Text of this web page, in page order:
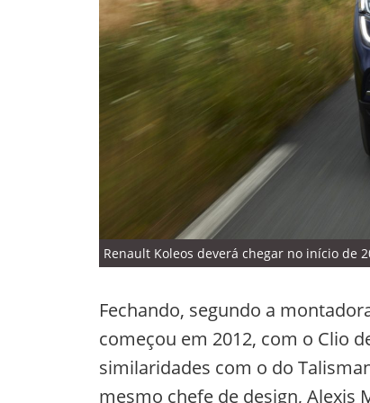
Renault Koleos deverá chegar no início de
Fechando, segundo a
começou em 2012, com o Clio
similaridades com o do
mesmo chefe de design, Alexis